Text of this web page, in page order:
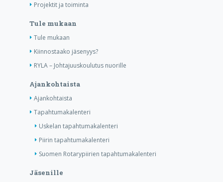
Projektit ja toiminta
Tule mukaan
Tule mukaan
Kiinnostaako jäsenyys?
RYLA – Johtajuuskoulutus nuorille
Ajankohtaista
Ajankohtaista
Tapahtumakalenteri
Uskelan tapahtumakalenteri
Piirin tapahtumakalenteri
Suomen Rotarypiirien tapahtumakalenteri
Jäsenille